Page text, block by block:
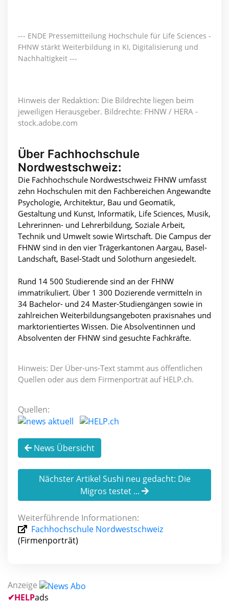
--- ENDE Pressemitteilung Hochschule für Life Sciences -
FHNW stärkt Weiterbildung in KI, Digitalisierung und
Nachhaltigkeit ---
Hinweis der Redaktion: Die Bildrechte liegen beim
jeweiligen Herausgeber. Bildrechte: FHNW / HERA -
stock.adobe.com
Über Fachhochschule
Nordwestschweiz:
Die Fachhochschule Nordwestschweiz FHNW umfasst
zehn Hochschulen mit den Fachbereichen Angewandte
Psychologie, Architektur, Bau und Geomatik,
Gestaltung und Kunst, Informatik, Life Sciences, Musik,
Lehrerinnen- und Lehrerbildung, Soziale Arbeit,
Technik und Umwelt sowie Wirtschaft. Die Campus der
FHNW sind in den vier Trägerkantonen Aargau, Basel-
Landschaft, Basel-Stadt und Solothurn angesiedelt.
Rund 14 500 Studierende sind an der FHNW
immatrikuliert. Über 1 300 Dozierende vermitteln in
34 Bachelor- und 24 Master-Studiengängen sowie in
zahlreichen Weiterbildungsangeboten praxisnahes und
marktorientiertes Wissen. Die Absolventinnen und
Absolventen der FHNW sind gesuchte Fachkräfte.
Hinweis: Der Über-uns-Text stammt aus öffentlichen
Quellen oder aus dem Firmenporträt auf HELP.ch.
Quellen:
News Übersicht
Nächster Artikel Sushi neu gedacht: Die
Migros testet ...
Weiterführende Informationen:
Fachhochschule Nordwestschweiz
(Firmenporträt)
Anzeige
✔HELPads